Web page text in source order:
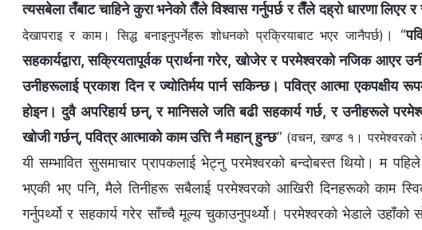
त्यसबेला तँबाट चाहिने कुरा भनेको तैँले विश्‍वास गर्नुपर्छ र तैँले दह्रो धारणा लिएर र
देखापराइ र काम। सिद्ध बनाइनुपर्नेहरू शोधनको प्रक्रियाबाट भएर जानैपर्छ) । “
सहकार्यद्वारा, सक्रियतापूर्वक प्रार्थना गरेर, खोजेर र परमेश्‍वरको नजिक आएर
उनीहरूलाई प्रकाश दिन र ज्योतिर्मय पार्न सकिन्छ। पवित्र आत्मा एकपक्षीय
होइन। दुवै अपरिहार्य छन्, र मानिसले जति बढी सहकार्य गर्छ, र उनीहरूले
खोजी गर्छन्, पवित्र आत्माको काम उत्ति नै महान् हुन्छ” (वचन, खण्ड १। परमेश्‍वरको
यी सम्भावित सुसमाचार प्रापकलाई भेट्नु परमेश्‍वरको बन्दोबस्त थियो। म
भएकी भए पनि, मैले तिनीहरू सबैलाई परमेश्‍वरको आखिरी दिनहरूको काम
गर्नुपर्थ्यो र सहकार्य गरेर साँच्‍चै मूल्य चुकाउनुपर्थ्यो। परमेश्‍वरको भेडाले